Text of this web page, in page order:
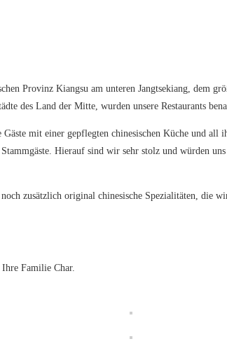
Provinz Kiangsu am unteren Jangtsekiang, dem
des Land der Mitte, wurden unsere Restaurants
mit einer gepflegten chinesischen Küche und all
Hierauf sind wir sehr stolz und würden
zusätzlich original chinesische Spezialitäten, die
Familie Char.